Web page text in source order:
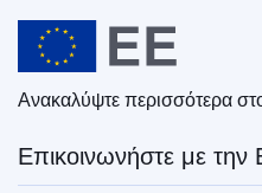
Ευρωπαϊκή Ένωση
Ανακαλύψτε περισσότερα
Επικοινωνήστε με την